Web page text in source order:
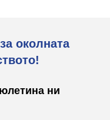
околната
ни